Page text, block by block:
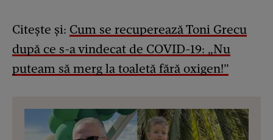
Citește și: Cum se recuperează Toni Grecu
după ce s-a vindecat de COVID-19: „Nu
puteam să merg la toaletă fără oxigen!”